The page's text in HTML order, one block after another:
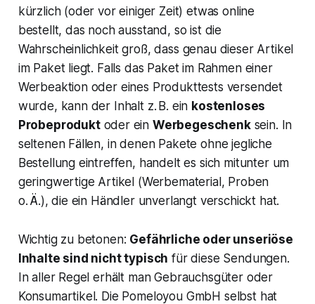
kürzlich (oder vor einiger Zeit) etwas online
bestellt, das noch ausstand, so ist die
Wahrscheinlichkeit groß, dass genau dieser Artikel
im Paket liegt. Falls das Paket im Rahmen einer
Werbeaktion oder eines Produkttests versendet
wurde, kann der Inhalt z. B. ein kostenloses
Probeproduktoder ein Werbegeschenksein. In
seltenen Fällen, in denen Pakete ohne jegliche
Bestellung eintreffen, handelt es sich mitunter um
geringwertige Artikel (Werbematerial, Proben
o. Ä.), die ein Händler unverlangt verschickt hat.
Wichtig zu betonen: Gefährliche oder unseriöse
Inhalte sind nicht typisch für diese Sendungen.
In aller Regel erhält man Gebrauchsgüter oder
Konsumartikel. Die Pomeloyou GmbH selbst hat